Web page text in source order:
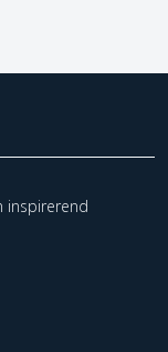
inspirerend